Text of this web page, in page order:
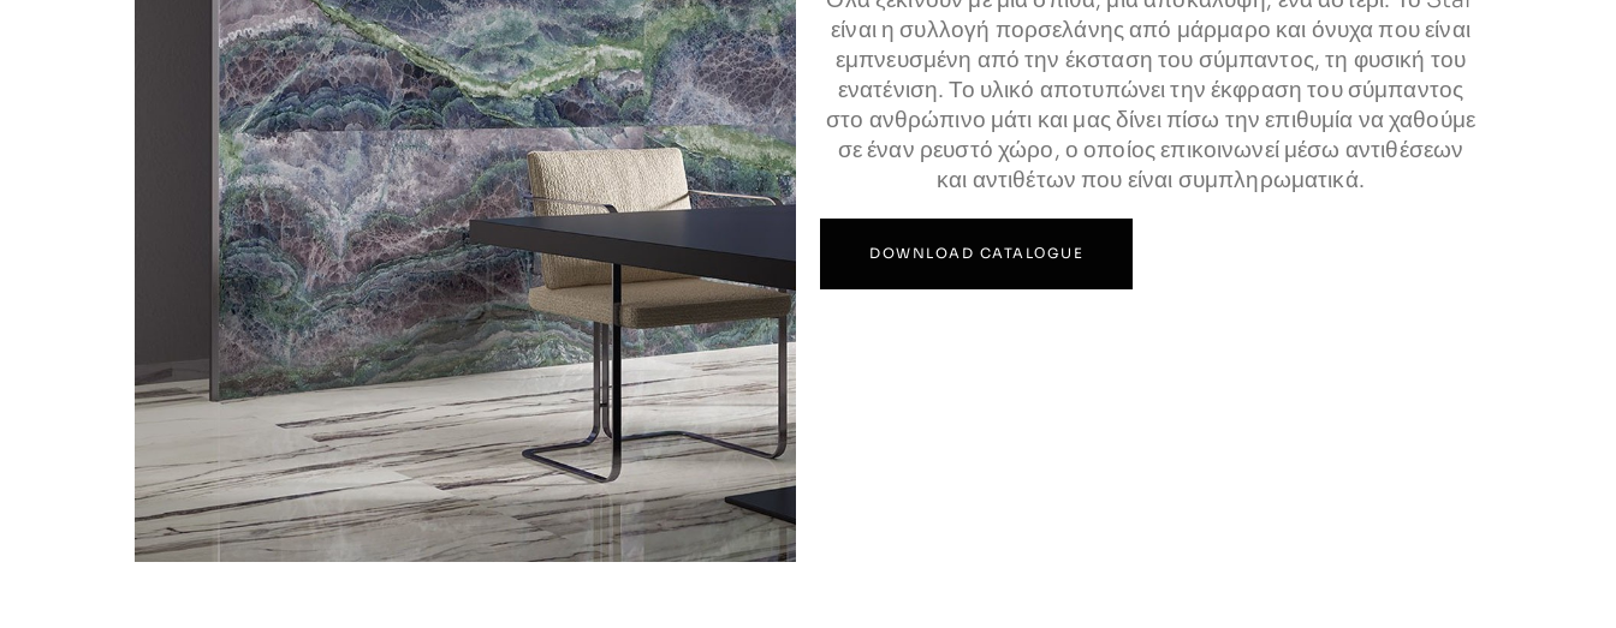
είναι η συλλογή πορσελάνης από μάρμαρο και όνυχα που είναι
εμπνευσμένη από την έκσταση του σύμπαντος, τη φυσική του
ενατένιση. Το υλικό αποτυπώνει την έκφραση του σύμπαντος
στο ανθρώπινο μάτι και μας δίνει πίσω την επιθυμία να χαθούμε
σε έναν ρευστό χώρο, ο οποίος επικοινωνεί μέσω αντιθέσεων
και αντιθέτων που είναι συμπληρωματικά.
DOWNLOAD CATALΟGUE